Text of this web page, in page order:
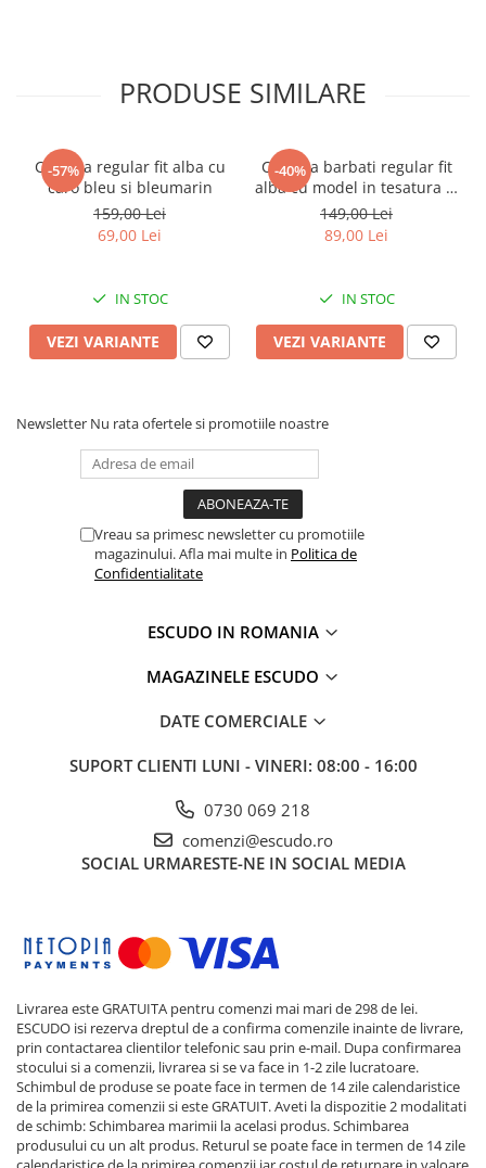
PRODUSE SIMILARE
-57%
Camasa regular fit alba cu
caro bleu si bleumarin
159,00 Lei
69,00 Lei
IN STOC
VEZI VARIANTE
-40%
Camasa barbati regular fit
alba cu model in tesatura si
nasturi ascunsi
149,00 Lei
89,00 Lei
IN STOC
VEZI VARIANTE
Newsletter Nu rata ofertele si promotiile noastre
Vreau sa primesc newsletter cu promotiile
magazinului. Afla mai multe in Politica de
Confidentialitate
ESCUDO IN ROMANIA
MAGAZINELE ESCUDO
DATE COMERCIALE
SUPORT CLIENTI LUNI - VINERI: 08:00 - 16:00
0730 069 218
comenzi@escudo.ro
SOCIAL URMARESTE-NE IN SOCIAL MEDIA
Livrarea este GRATUITA pentru comenzi mai mari de 298 de lei.
ESCUDO isi rezerva dreptul de a confirma comenzile inainte de livrare,
prin contactarea clientilor telefonic sau prin e-mail. Dupa confirmarea
stocului si a comenzii, livrarea si se va face in 1-2 zile lucratoare.
Schimbul de produse se poate face in termen de 14 zile calendaristice
de la primirea comenzii si este GRATUIT. Aveti la dispozitie 2 modalitati
de schimb: Schimbarea marimii la acelasi produs. Schimbarea
produsului cu un alt produs. Returul se poate face in termen de 14 zile